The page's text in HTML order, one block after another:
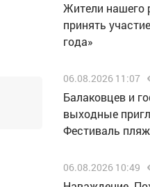
Жители нашего
принять
года»
06.08.2026 11:07
Балаковцев и
выходные
Фестиваль
06.08.2026 10:49